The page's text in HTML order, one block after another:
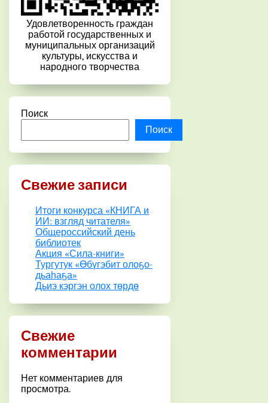
Удовлетворенность граждан
работой государственных и
муниципальных организаций
культуры, искусства и
народного творчества
Поиск
Поиск
Свежие записи
Итоги конкурса «КНИГА и
ИИ: взгляд читателя»
Общероссийский день
библиотек
Акция «Сила-книги»
Тургутук «Өбүгэбит олоҕо-
дьаһаҕа»
Дьиэ кэргэн олох төрдө
Свежие
комментарии
Нет комментариев для
просмотра.